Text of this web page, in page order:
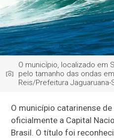
O município, localizado em
pelo tamanho das ondas
Reis/Prefeitura Jaguaruana-
O município catarinense
oficialmente a Capital
Brasil. O título foi